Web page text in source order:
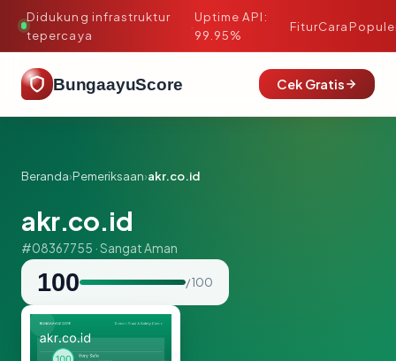
Didukung infrastruktur
tepercaya
·
Uptime API:
99.95%
FiturCara
BungaayuScore Cek Gratis
Beranda›Pemeriksaan›akr.co.id
akr.co.id
#08367755 · Sangat Aman
100 / 100